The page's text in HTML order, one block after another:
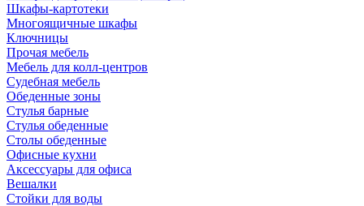
Шкафы-картотеки
Многоящичные шкафы
Ключницы
Прочая мебель
Мебель для колл-центров
Судебная мебель
Обеденные зоны
Стулья барные
Стулья обеденные
Столы обеденные
Офисные кухни
Аксессуары для офиса
Вешалки
Стойки для воды